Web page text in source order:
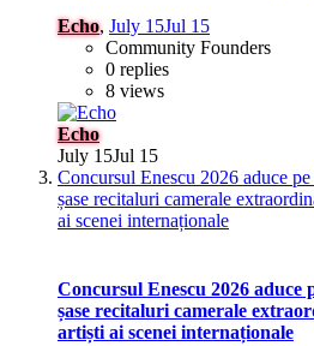
Echo, July 15Jul 15
Community Founders
0 replies
8 views
Echo
July 15Jul 15
Concursul Enescu 2026 aduce
șase recitaluri camerale
ai scenei internaționale
Concursul Enescu 2026 aduce
șase recitaluri camerale
artiști ai scenei internaționale